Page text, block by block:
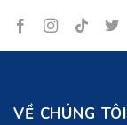
VỀ CHÚNG TÔI